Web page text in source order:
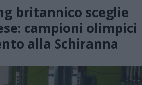
britannico sceglie
campioni olimpici
alla Schiranna